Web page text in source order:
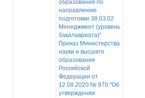
образования по
направлению
подготовки 38.03.02
Менеджмент (уровень
бакалавриата)"
Приказ Министерства
науки и высшего
образования
Российской
Федерации от
12.08.2020 № 970 "Об
утверждении